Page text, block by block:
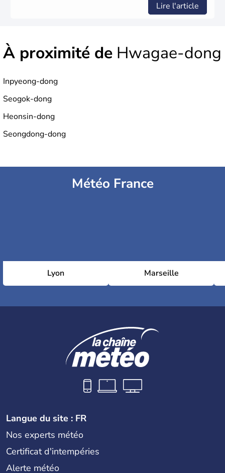
Lire l'article
À proximité de Hwagae-dong
Inpyeong-dong
Seogok-dong
Heonsin-dong
Seongdong-dong
Météo France
Lyon Marseille
Langue du site : FR
Nos experts météo
Certificat d'intempéries
Alerte météo